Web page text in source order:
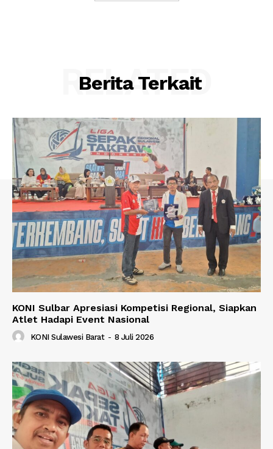
Berita Terkait
RELATED
KONI Sulbar Apresiasi Kompetisi Regional, Siapkan
Atlet Hadapi Event Nasional
KONI Sulawesi Barat - 8 Juli 2026